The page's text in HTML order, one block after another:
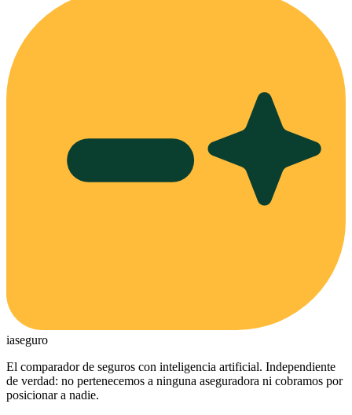
iaseguro
El comparador de seguros con inteligencia artificial. Independiente
de verdad: no pertenecemos a ninguna aseguradora ni cobramos por
posicionar a nadie.